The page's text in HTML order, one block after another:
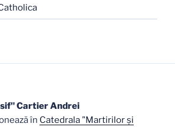
Cartier Andrei
în Catedrala "Martirilor şi